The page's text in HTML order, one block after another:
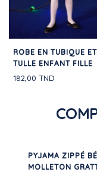
ROBE EN TUBIQUE ET
TULLE ENFANT FILLE
182,00 TND
PYJAMA ZIPPÉ
MOLLETON